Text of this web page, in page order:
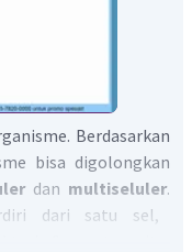
Berdasarkan
bisa digolongkan
dan multiseluler.
dari satu sel,